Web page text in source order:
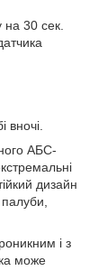
на 30 сек.
вночі.
АБС-
дизайн
палуби,
і з
може